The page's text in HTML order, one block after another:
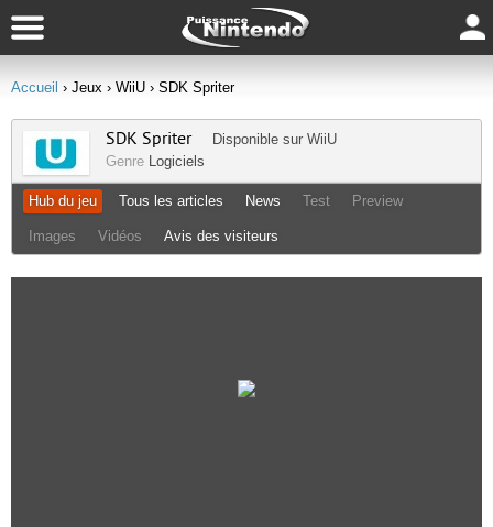
Accueil › Jeux › WiiU › SDK Spriter
SDK Spriter Disponible sur WiiU
Genre Logiciels
Hub du jeu Tous les articles News Test Preview
Images Vidéos Avis des visiteurs